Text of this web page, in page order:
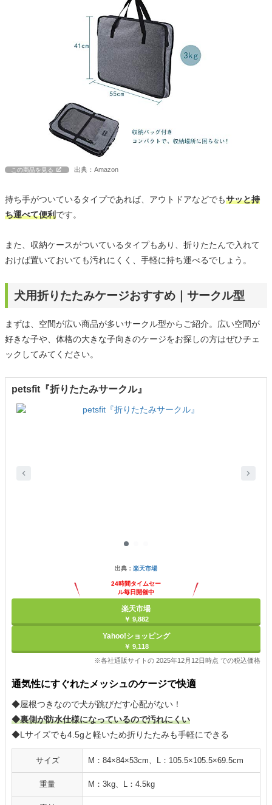
この商品を見る 出典：Amazon
持ち手がついているタイプであれば、アウトドアなどでもサッと持
ち運べて便利です。
また、収納ケースがついているタイプもあり、折りたたんで入れて
おけば置いておいても汚れにくく、手軽に持ち運べるでしょう。
犬用折りたたみケージおすすめ｜サークル型
まずは、空間が広い商品が多いサークル型からご紹介。広い空間が
好きな子や、体格の大きな子向きのケージをお探しの方はぜひチェ
ックしてみてください。
petsfit『折りたたみサークル』
出典： 楽天市場
24時間タイムセー
ル毎日開催中
楽天市場
￥ 9,882
Yahoo!ショッピング
￥ 9,118
※各社通販サイトの 2025年12月12日時点 での税込価格
通気性にすぐれたメッシュのケージで快適
◆屋根つきなので犬が跳びだす心配がない！
◆裏側が防水仕様になっているので汚れにくい
◆Lサイズでも4.5gと軽いため折りたたみも手軽にできる
サイズ M：84×84×53cm、L：105.5×105.5×69.5cm
重量 M：3kg、L：4.5kg